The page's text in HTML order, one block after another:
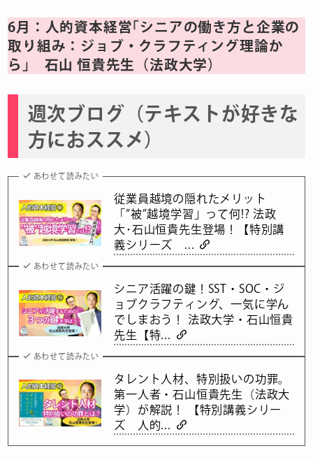
6月：人的資本経営｢シニアの働き⽅と企業の
取り組み：ジョブ・クラフティング理論か
ら｣ 石山 恒貴先生（法政大学）
週次ブログ（テキストが好きな
方におススメ）
あわせて読みたい
従業員越境の隠れたメリット
「”被”越境学習」って何!? 法政
大･石山恒貴先生登場！【特別講
義シリーズ ...
あわせて読みたい
シニア活躍の鍵！SST・SOC・ジ
ョブクラフティング、一気に学ん
でしまおう！ 法政大学・石山恒貴
先生【特...
あわせて読みたい
タレント人材、特別扱いの功罪。
第一人者・石山恒貴先生（法政大
学）が解説！ 【特別講義シリー
ズ 人的...